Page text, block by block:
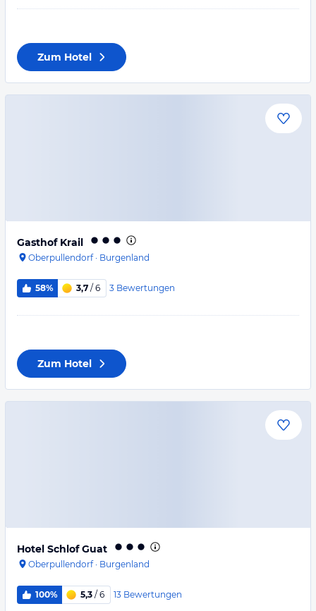
Zum Hotel
Gasthof Krail
Oberpullendorf· Burgenland
58% 3,7 / 6 3 Bewertungen
Zum Hotel
Hotel Schlof Guat
Oberpullendorf· Burgenland
100% 5,3 / 6 13 Bewertungen